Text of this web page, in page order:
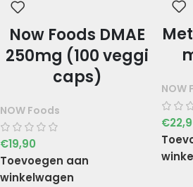
Now Foods DMAE
250mg (100 veggi
caps)
NOW Foods
€19,90
Toevoegen aan
winkelwagen
NOW
€